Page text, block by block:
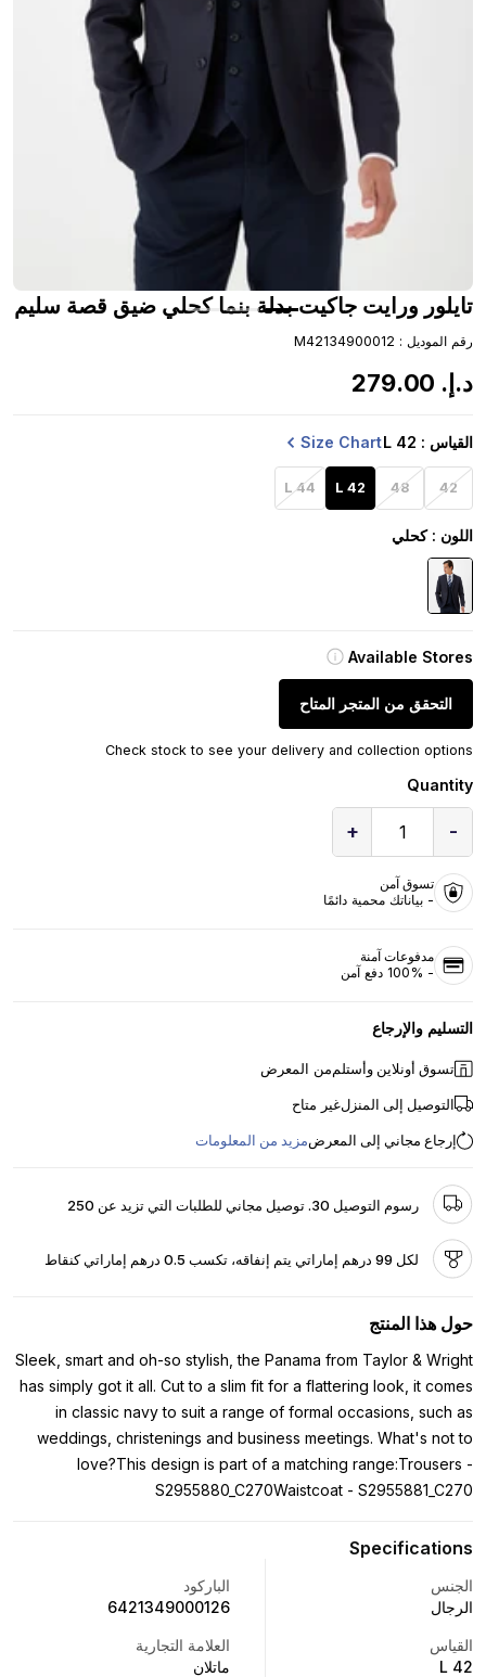
تايلور ورايت جاكيت بدلة بنما كحلي ضيق قصة سليم
رقم الموديل :
M42134900012
د.إ. 279.00
القياس : 42 L
Size Chart
42
48
42 L
44 L
اللون : كحلي
Available Stores
التحقق من المتجر المتاح
Check stock to see your delivery and collection options
Quantity
-
1
+
تسوق آمن
- بياناتك محمية دائمًا
مدفوعات آمنة
- 100% دفع آمن
التسليم والإرجاع
تسوق أونلاين وأستلممن المعرض
التوصيل إلى المنزلغير متاح
إرجاع مجاني إلى المعرضمزيد من المعلومات
رسوم التوصيل 30. توصيل مجاني للطلبات التي تزيد عن 250
لكل 99 درهم إماراتي يتم إنفاقه، تكسب 0.5 درهم إماراتي كنقاط
حول هذا المنتج
Sleek, smart and oh-so stylish, the Panama from Taylor & Wright
has simply got it all. Cut to a slim fit for a flattering look, it comes
in classic navy to suit a range of formal occasions, such as
weddings, christenings and business meetings. What's not to
love?This design is part of a matching range:Trousers -
S2955880_C270Waistcoat - S2955881_C270
Specifications
الجنس
الرجال
الباركود
6421349000126
القياس
42 L
العلامة التجارية
ماتلان